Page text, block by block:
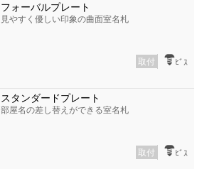
フォーバルプレート
見やすく優しい印象の曲面室名札
取付 ﾋﾞｽ
スタンダードプレート
部屋名の差し替えができる室名札
取付 ﾋﾞｽ